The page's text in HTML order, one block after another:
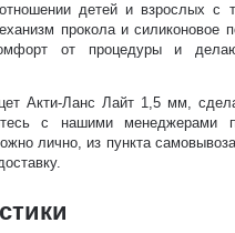
детей и взрослых с
прокола и силиконовое
от процедуры и
Акти-Ланс Лайт 1,5 мм,
с нашими менеджерами
лично, из пункта